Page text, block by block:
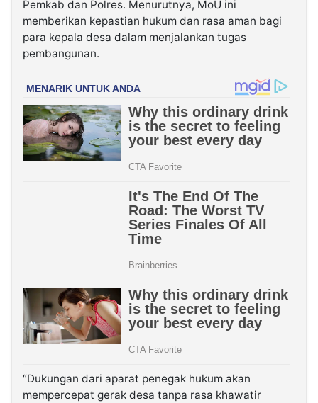
Pemkab dan Polres. Menurutnya, MoU ini
memberikan kepastian hukum dan rasa aman bagi
para kepala desa dalam menjalankan tugas
pembangunan.
“Dukungan dari aparat penegak hukum akan
mempercepat gerak desa tanpa rasa khawatir